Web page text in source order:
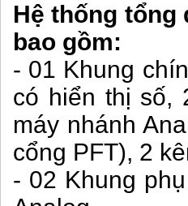
Hệ thống tổng
bao gồm:
- 01 Khung
có hiển thị số,
máy nhánh
cổng PFT), 2
- 02 Khung